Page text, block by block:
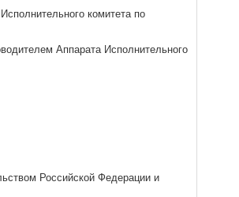
комитета по
Аппарата Исполнительного
Российской Федерации и